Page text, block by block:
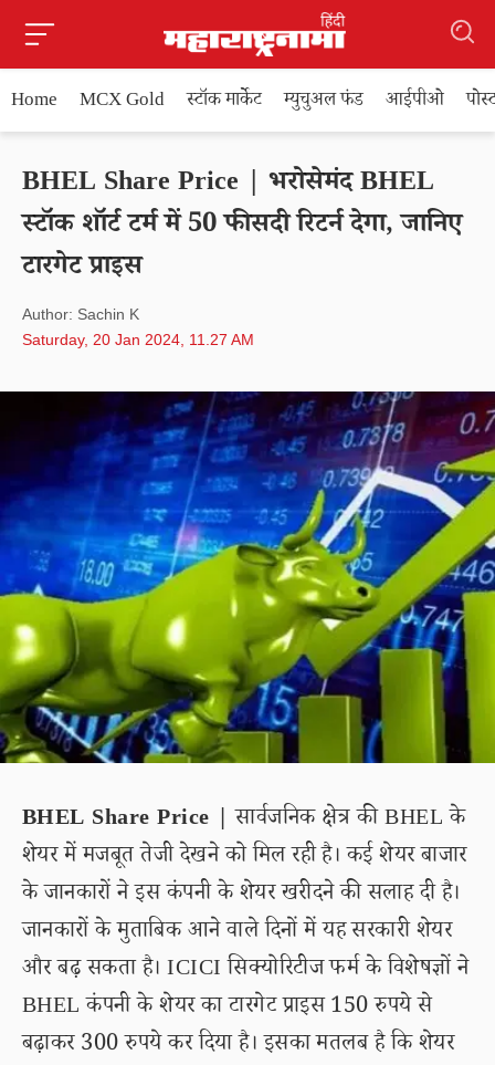
Home MCX Gold स्टॉक मार्केट म्युचुअल फंड आईपीओ
BHEL Share Price | भरोसेमंद BHEL
स्टॉक शॉर्ट टर्म में 50 फीसदी रिटर्न देगा, जानिए
टारगेट प्राइस
Author: Sachin K
Saturday, 20 Jan 2024, 11.27 AM
BHEL Share Price | सार्वजनिक क्षेत्र की BHEL के
शेयर में मजबूत तेजी देखने को मिल रही है। कई शेयर बाजार
के जानकारों ने इस कंपनी के शेयर खरीदने की सलाह दी है।
जानकारों के मुताबिक आने वाले दिनों में यह सरकारी शेयर
और बढ़ सकता है। ICICI सिक्योरिटीज फर्म के विशेषज्ञों ने
BHEL कंपनी के शेयर का टारगेट प्राइस 150 रुपये से
बढ़ाकर 300 रुपये कर दिया है। इसका मतलब है कि शेयर